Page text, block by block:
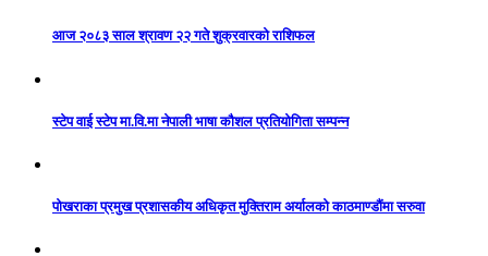
आज २०८३ साल श्रावण २२ गते शुक्रवारको राशिफल
स्टेप वाई स्टेप मा.वि.मा नेपाली भाषा कौशल प्रतियोगिता सम्पन्न
पोखराका प्रमुख प्रशासकीय अधिकृत मुक्तिराम अर्यालको काठमाण्डौंमा सरुवा